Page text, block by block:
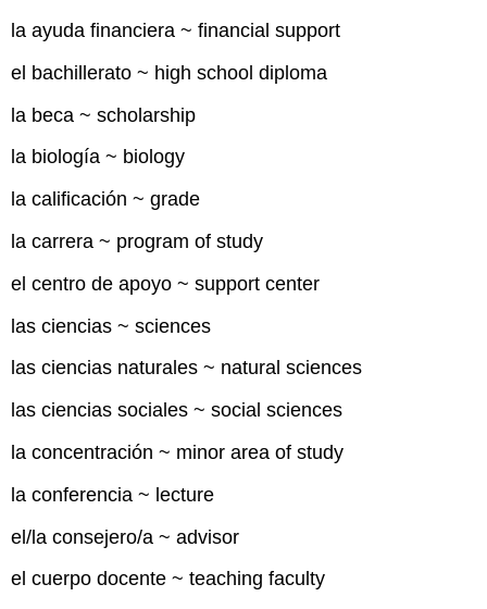
la ayuda financiera ~ financial support
el bachillerato ~ high school diploma
la beca ~ scholarship
la biología ~ biology
la calificación ~ grade
la carrera ~ program of study
el centro de apoyo ~ support center
las ciencias ~ sciences
las ciencias naturales ~ natural sciences
las ciencias sociales ~ social sciences
la concentración ~ minor area of study
la conferencia ~ lecture
el/la consejero/a ~ advisor
el cuerpo docente ~ teaching faculty